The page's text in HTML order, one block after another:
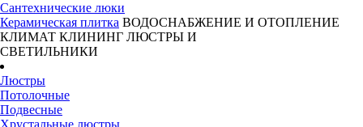
Сантехнические люки
Керамическая плитка ВОДОСНАБЖЕНИЕ И ОТОПЛЕНИЕ
КЛИМАТ КЛИНИНГ ЛЮСТРЫ И
СВЕТИЛЬНИКИ
Люстры
Потолочные
Подвесные
Хрустальные люстры